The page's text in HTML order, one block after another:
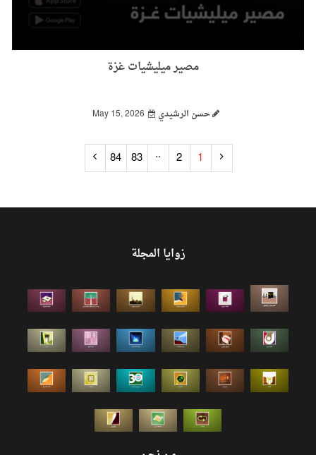
مصير ميليشيات غزة
حسن الرشيدي May 15, 2026
1
2
..
83
84
زوايا المجلة